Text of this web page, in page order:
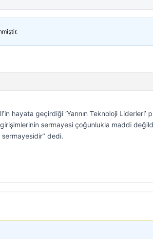
hayata geçirdiği ‘Yarının Teknoloji Liderleri’
girişimlerinin sermayesi çoğunlukla maddi
dedi.